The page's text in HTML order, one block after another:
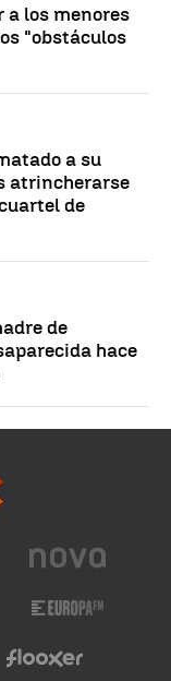
a los menores
"obstáculos
a su
atrincherarse
de
de
hace